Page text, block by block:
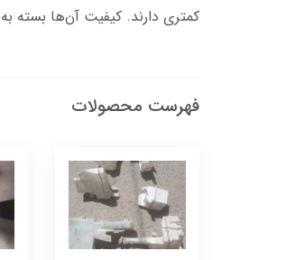
کمتری دارند. کیفیت آن‌ها بسته
فهرست محصولات